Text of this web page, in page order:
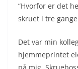
“Hvorfor er det
skruet i tre
Det var min
hjemmeprintet